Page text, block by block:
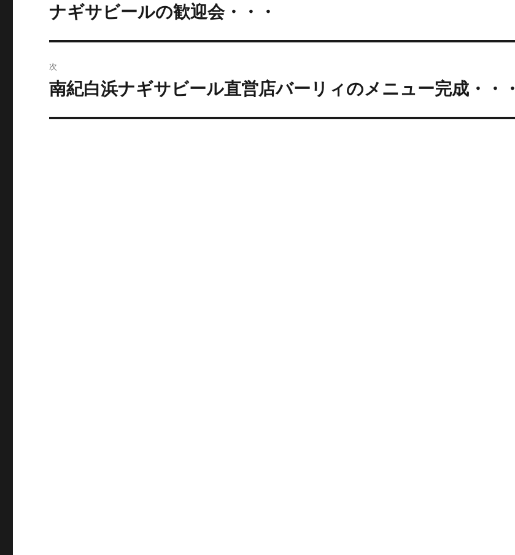
ゲ
過
去
の
投
稿:
ナギサビールの歓迎会・・・
次
次
の
投
南紀白浜ナギサビール直営店バーリィのメニュー完成・・・